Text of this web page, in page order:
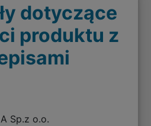
dotyczące
produktu z
Sp.z o.o.